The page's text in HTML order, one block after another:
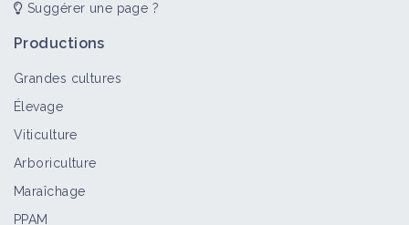
Régénérer un sol avec du BRF -
Suggérer une page ?
Productions
Grandes cultures
Élevage
Viticulture
Arboriculture
Maraîchage
PPAM